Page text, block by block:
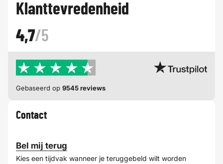
Klanttevredenheid
4,7/5
Gebaseerd op 9545 reviews
Contact
Bel mij terug
Kies een tijdvak wanneer je teruggebeld wilt worden